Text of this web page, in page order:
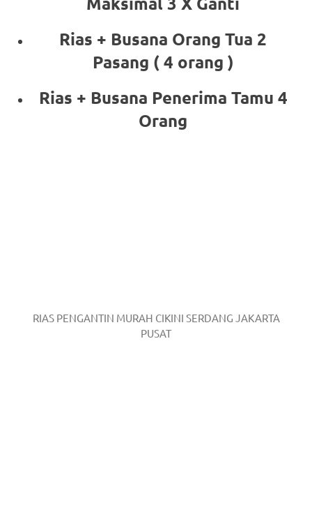
Rias + Busana Orang Tua 2
Pasang ( 4 orang )
Rias + Busana Penerima Tamu 4
Orang
RIAS PENGANTIN MURAH CIKINI SERDANG JAKARTA
PUSAT